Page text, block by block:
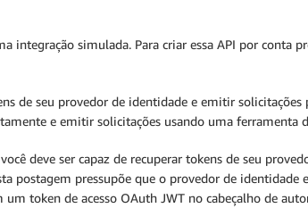
integração simulada. Para criar essa API por conta
de seu provedor de identidade e emitir
e emitir solicitações usando uma ferramenta
deve ser capaz de recuperar tokens de seu
postagem pressupõe que o provedor de
token de acesso OAuth JWT no cabeçalho de